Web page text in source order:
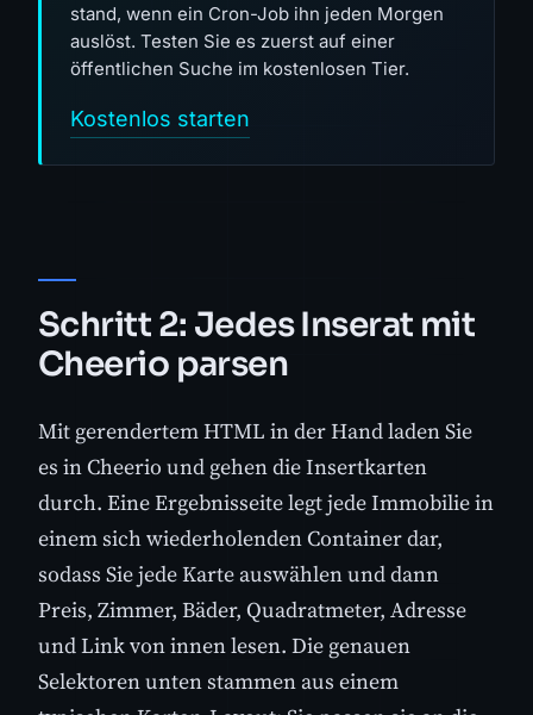
stand, wenn ein Cron-Job ihn jeden Morgen
auslöst. Testen Sie es zuerst auf einer
öffentlichen Suche im kostenlosen Tier.
Kostenlos starten
Schritt 2: Jedes Inserat mit
Cheerio parsen
Mit gerendertem HTML in der Hand laden Sie
es in Cheerio und gehen die Insertkarten
durch. Eine Ergebnisseite legt jede Immobilie in
einem sich wiederholenden Container dar,
sodass Sie jede Karte auswählen und dann
Preis, Zimmer, Bäder, Quadratmeter, Adresse
und Link von innen lesen. Die genauen
Selektoren unten stammen aus einem